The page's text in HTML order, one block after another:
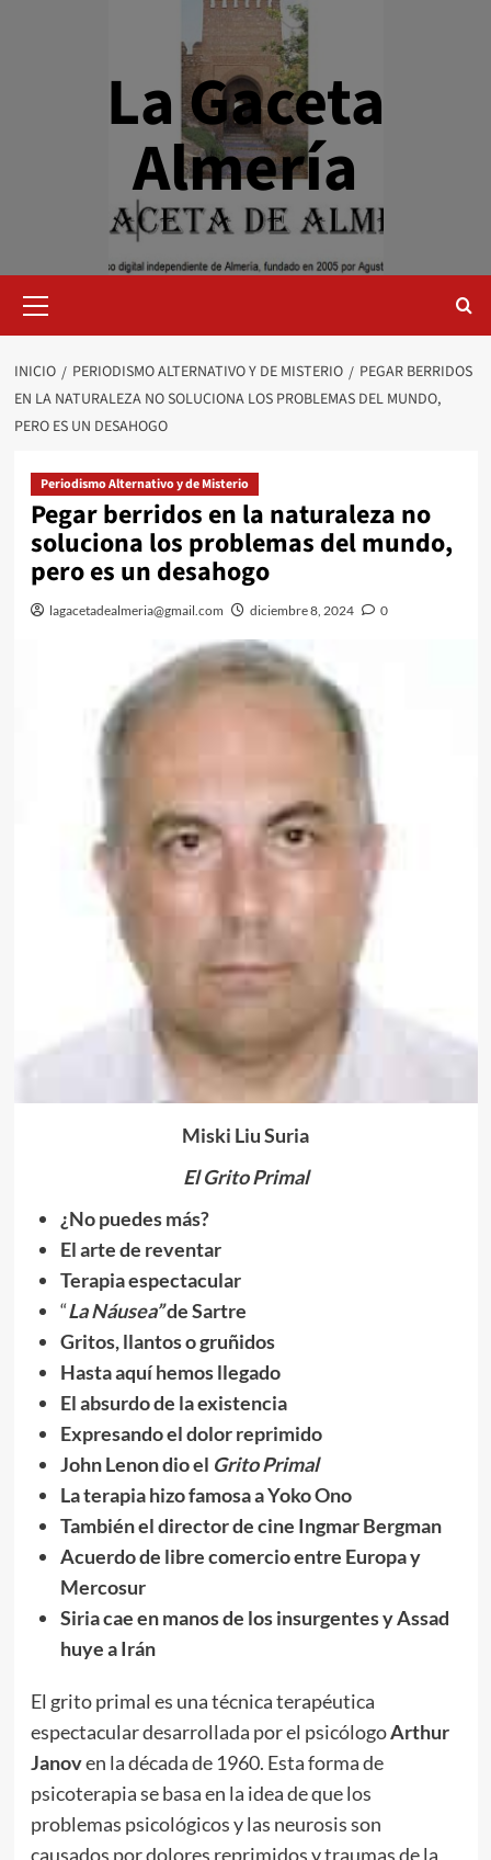
La Gaceta
Almería
primario
INICIO PERIODISMO ALTERNATIVO Y DE MISTERIO
PEGAR BERRIDOS
EN LA NATURALEZA NO SOLUCIONA LOS PROBLEMAS DEL MUNDO,
PERO ES UN DESAHOGO
Periodismo Alternativo y de Misterio
Pegar berridos en la naturaleza no
soluciona los problemas del mundo,
pero es un desahogo
lagacetadealmeria@gmail.com diciembre 8, 2024 0
Miski Liu Suria
El Grito Primal
¿No puedes más?
El arte de reventar
Terapia espectacular
“LaNáusea”de Sartre
Gritos, llantos o gruñidos
Hasta aquí hemos llegado
El absurdo de la existencia
Expresando el dolor reprimido
John Lenon dio el Grito Primal
La terapia hizo famosa a Yoko Ono
También el director de cine Ingmar Bergman
Acuerdo de libre comercio entre Europa y
Mercosur
Siria cae en manos de los insurgentes y Assad
huye a Irán
El grito primal es una técnica terapéutica
espectacular desarrollada por el psicólogoArthur
Janoven la década de 1960. Esta forma de
psicoterapia se basa en la idea de que los
problemas psicológicos y las neurosis son
causados por dolores reprimidos y traumas de la